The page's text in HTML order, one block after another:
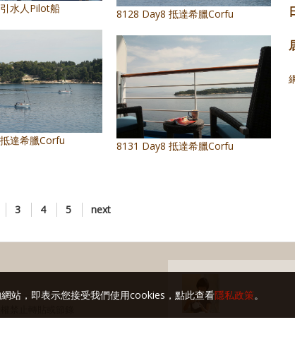
水人Pilot船 8128 Day8 抵達希臘Corfu
達希臘Corfu 8131 Day8 抵達希臘Corfu
3 4 5 next
站，即表示您接受我們使用cookies，點此查看隱私政策。